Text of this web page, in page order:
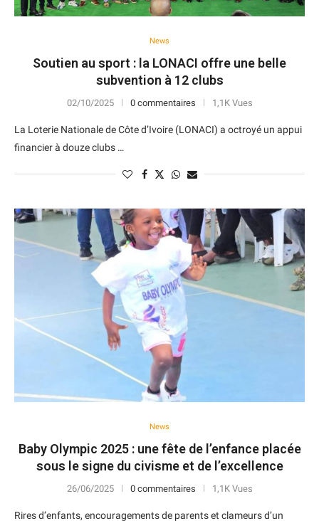
News
Soutien au sport : la LONACI offre une belle
subvention à 12 clubs
02/10/2025 0 commentaires 1,1K Vues
La Loterie Nationale de Côte d’Ivoire (LONACI) a octroyé un appui
financier à douze clubs …
News
Baby Olympic 2025 : une fête de l’enfance placée
sous le signe du civisme et de l’excellence
26/06/2025 0 commentaires 1,1K Vues
Rires d’enfants, encouragements de parents et clameurs d’un